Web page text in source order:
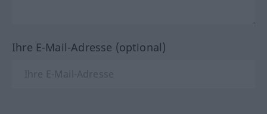
Ihre E-Mail-Adresse (optional)